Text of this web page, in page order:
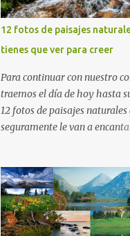
12 fotos de paisajes
tienes que ver para creer
Para continuar con nuestro
traemos el día de hoy hasta
12 fotos de paisajes naturales
seguramente le van a
encantadora belleza. Espero
que yo, ustedes disfruten de
increíbles imágenes que son
tributo a nuestro planeta. Las